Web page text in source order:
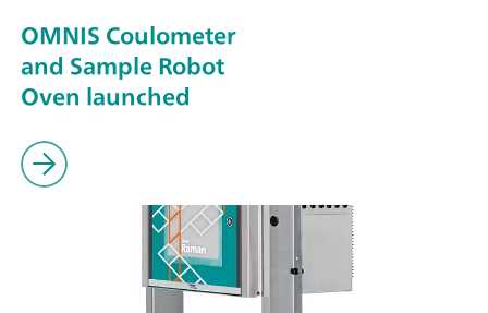
OMNIS Coulometer
and Sample Robot
Oven launched